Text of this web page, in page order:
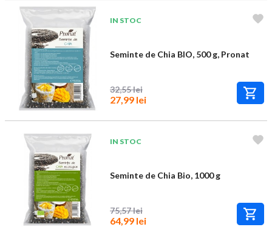
IN STOC
Seminte de Chia BIO, 500 g, Pronat
32,55 lei
27,99 lei
IN STOC
Seminte de Chia Bio, 1000 g
75,57 lei
64,99 lei